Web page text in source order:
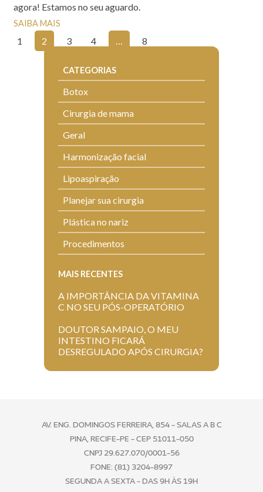
agora! Estamos no seu aguardo.
SAIBA MAIS
1 2 3 4 … 8
CATEGORIAS
Botox
Cirurgia de mama
Geral
Harmonização facial
Lipoaspiração
Planejar sua cirurgia
Plástica no nariz
Procedimentos
MAIS RECENTES
A IMPORTÂNCIA DA VITAMINA
C NO SEU PÓS-OPERATÓRIO
DOUTOR SAMPAIO, O MEU
INTESTINO FICARÁ
DESREGULADO APÓS CIRURGIA?
AV. ENG. DOMINGOS FERREIRA, 854 - SALAS A B C
PINA, RECIFE-PE - CEP 51011-050
CNPJ 29.627.070/0001-56
FONE: (81) 3204-8997
SEGUNDA A SEXTA - DAS 9H ÀS 19H